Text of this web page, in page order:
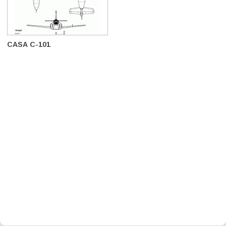
CASA C-101